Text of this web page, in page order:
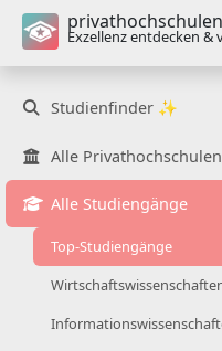
Exzellenz entdecken &
Studienfinder ✨
Alle Privathochschulen
Alle Studiengänge
Top-Studiengänge